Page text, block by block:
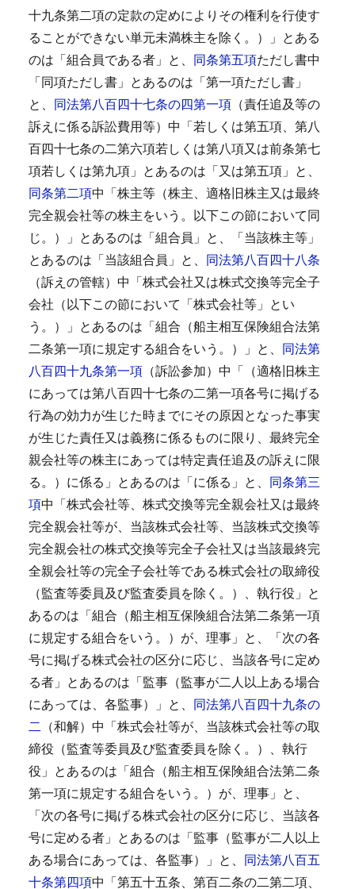
十九条第二項の定款の定めによりその権利を行使す
ることができない単元未満株主を除く。）」とある
のは「組合員である者」と、 同条第五項ただし書中
「同項ただし書」とあるのは「第一項ただし書」
と、 同法第八百四十七条の四第一項 （責任追及等の
訴えに係る訴訟費用等）中「若しくは第五項、第八
百四十七条の二第六項若しくは第八項又は前条第七
項若しくは第九項」とあるのは「又は第五項」と、
同条第二項中「株主等（株主、適格旧株主又は最終
完全親会社等の株主をいう。以下この節において同
じ。）」とあるのは「組合員」と、「当該株主等」
とあるのは「当該組合員」と、 同法第八百四十八条
（訴えの管轄）中「株式会社又は株式交換等完全子
会社（以下この節において「株式会社等」とい
う。）」とあるのは「組合（船主相互保険組合法第
二条第一項に規定する組合をいう。）」と、 同法第
八百四十九条第一項 （訴訟参加）中「（適格旧株主
にあっては第八百四十七条の二第一項各号に掲げる
行為の効力が生じた時までにその原因となった事実
が生じた責任又は義務に係るものに限り、最終完全
親会社等の株主にあっては特定責任追及の訴えに限
る。）に係る」とあるのは「に係る」と、 同条第三
項中「株式会社等、株式交換等完全親会社又は最終
完全親会社等が、当該株式会社等、当該株式交換等
完全親会社の株式交換等完全子会社又は当該最終完
全親会社等の完全子会社等である株式会社の取締役
（監査等委員及び監査委員を除く。）、執行役」と
あるのは「組合（船主相互保険組合法第二条第一項
に規定する組合をいう。）が、理事」と、「次の各
号に掲げる株式会社の区分に応じ、当該各号に定め
る者」とあるのは「監事（監事が二人以上ある場合
にあっては、各監事）」と、 同法第八百四十九条の
二 （和解）中「株式会社等が、当該株式会社等の取
締役（監査等委員及び監査委員を除く。）、執行
役」とあるのは「組合（船主相互保険組合法第二条
第一項に規定する組合をいう。）が、理事」と、
「次の各号に掲げる株式会社の区分に応じ、当該各
号に定める者」とあるのは「監事（監事が二人以上
ある場合にあっては、各監事）」と、 同法第八百五
十条第四項中「第五十五条、第百二条の二第二項、